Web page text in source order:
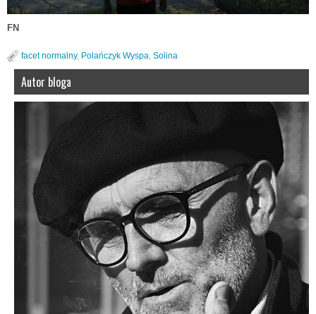
FN
facet normalny, Polańczyk Wyspa, Solina
Autor bloga